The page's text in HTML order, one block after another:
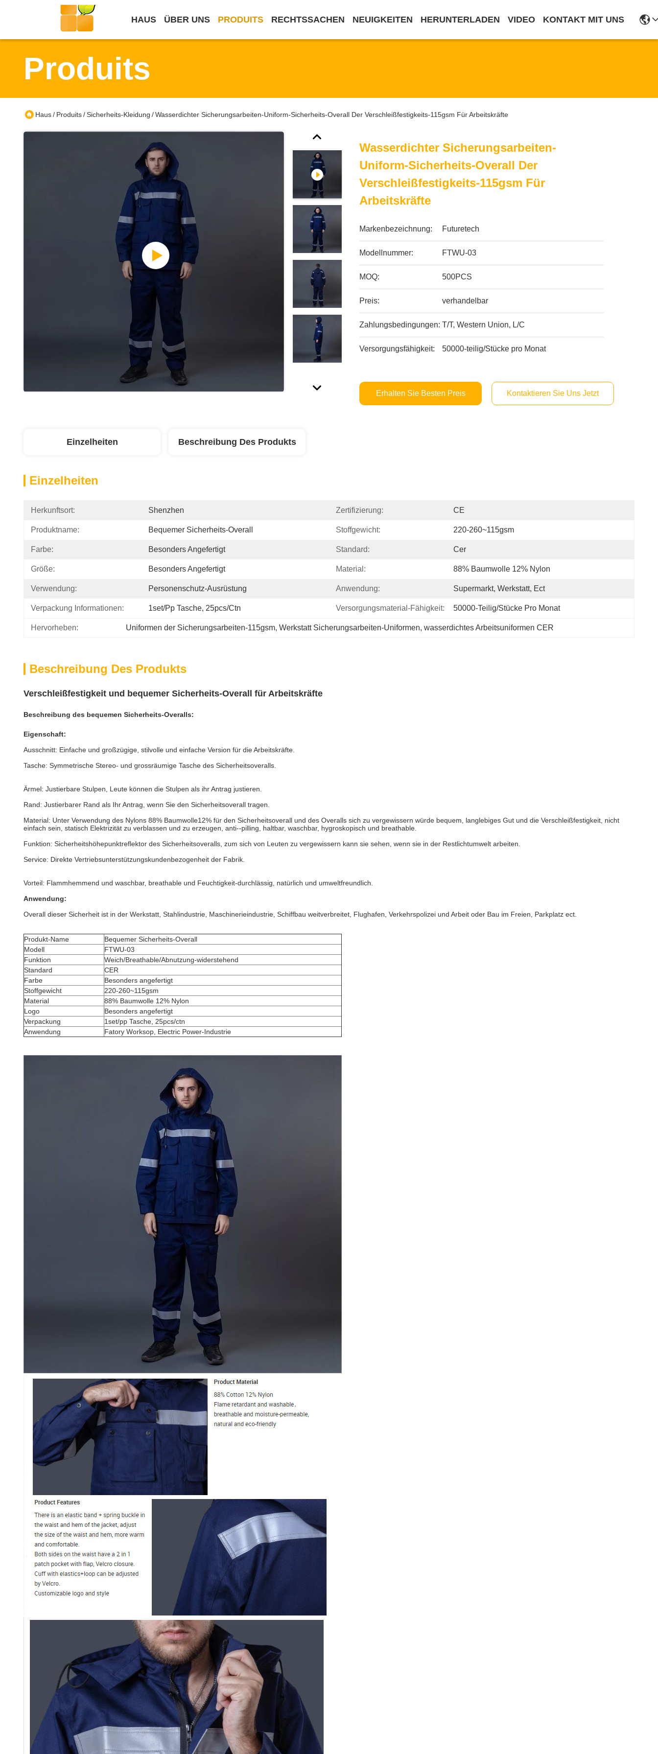
HAUS ÜBER UNS PRODUITS RECHTSSACHEN NEUIGKEITEN HERUNTERLADEN VIDEO KONTAKT MIT UNS
Produits
Haus/ Produits/Sicherheits-Kleidung /Wasserdichter Sicherungsarbeiten-Uniform-Sicherheits-Overall Der Verschleißfestigkeits-115gsm Für Arbeitskräfte
Wasserdichter Sicherungsarbeiten-
Uniform-Sicherheits-Overall Der
Verschleißfestigkeits-115gsm Für
Arbeitskräfte
Markenbezeichnung: Futuretech
Modellnummer: FTWU-03
MOQ: 500PCS
Preis: verhandelbar
Zahlungsbedingungen: T/T, Western Union, L/C
Versorgungsfähigkeit: 50000-teilig/Stücke pro Monat
Erhalten Sie Besten Preis Kontaktieren Sie Uns Jetzt
Einzelheiten Beschreibung Des Produkts
Einzelheiten
Herkunftsort: Shenzhen Zertifizierung: CE
Produktname: Bequemer Sicherheits-Overall Stoffgewicht: 220-260~115gsm
Farbe: Besonders Angefertigt Standard: Cer
Größe: Besonders Angefertigt Material: 88% Baumwolle 12% Nylon
Verwendung: Personenschutz-Ausrüstung Anwendung: Supermarkt, Werkstatt, Ect
Verpackung Informationen: 1set/pp Tasche, 25pcs/ctn Versorgungsmaterial-Fähigkeit: 50000-Teilig/Stücke Pro Monat
Hervorheben: Uniformen der Sicherungsarbeiten-115gsm, Werkstatt Sicherungsarbeiten-Uniformen, wasserdichtes Arbeitsuniformen CER
Beschreibung Des Produkts
Verschleißfestigkeit und bequemer Sicherheits-Overall für Arbeitskräfte
Beschreibung des bequemen Sicherheits-Overalls:
Eigenschaft:
Ausschnitt: Einfache und großzügige, stilvolle und einfache Version für die Arbeitskräfte.
Tasche: Symmetrische Stereo- und grossräumige Tasche des Sicherheitsoveralls.
Ärmel: Justierbare Stulpen, Leute können die Stulpen als ihr Antrag justieren.
Rand: Justierbarer Rand als Ihr Antrag, wenn Sie den Sicherheitsoverall tragen.
Material: Unter Verwendung des Nylons 88% Baumwolle12% für den Sicherheitsoverall und des Overalls sich zu vergewissern würde bequem , langlebiges Gut und die Verschleißfestigkeit, nicht
einfach sein , statisch Elektrizität zu verblassen und zu erzeugen, anti--pilling, haltbar, waschbar, hygroskopisch und breathable.
Funktion: Sicherheitshöhepunktreflektor des Sicherheitsoveralls, zum sich von Leuten zu vergewissern kann sie sehen, wenn sie in der Restlichtumwelt arbeiten.
Service: Direkte Vertriebsunterstützungskundenbezogenheit der Fabrik.
Vorteil: Flammhemmend und waschbar, breathable und Feuchtigkeit-durchlässig, natürlich und umweltfreundlich.
Anwendung:
Overall dieser Sicherheit ist in der Werkstatt, Stahlindustrie, Maschinerieindustrie, Schiffbau weitverbreitet, Flughafen, Verkehrspolizei und Arbeit oder Bau im Freien, Parkplatz ect.
Produkt-Name
Bequemer Sicherheits-Overall
Modell
FTWU-03
Funktion
Weich/Breathable/Abnutzung-widerstehend
Standard
CER
Farbe
Besonders angefertigt
Stoffgewicht
220-260~115gsm
Material
88% Baumwolle 12% Nylon
Logo
Besonders angefertigt
Verpackung
1set/pp Tasche, 25pcs/ctn
Anwendung
Fatory Worksop, Electric Power-Industrie